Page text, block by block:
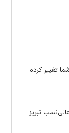
تغییر کرده
تبریز